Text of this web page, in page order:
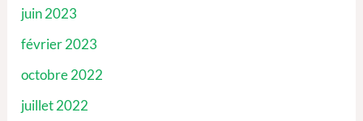
juin 2023
février 2023
octobre 2022
juillet 2022